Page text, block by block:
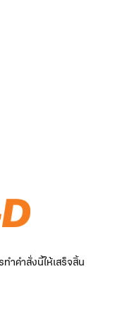
ำคำสั่งนี้ให้เสร็จสิ้น